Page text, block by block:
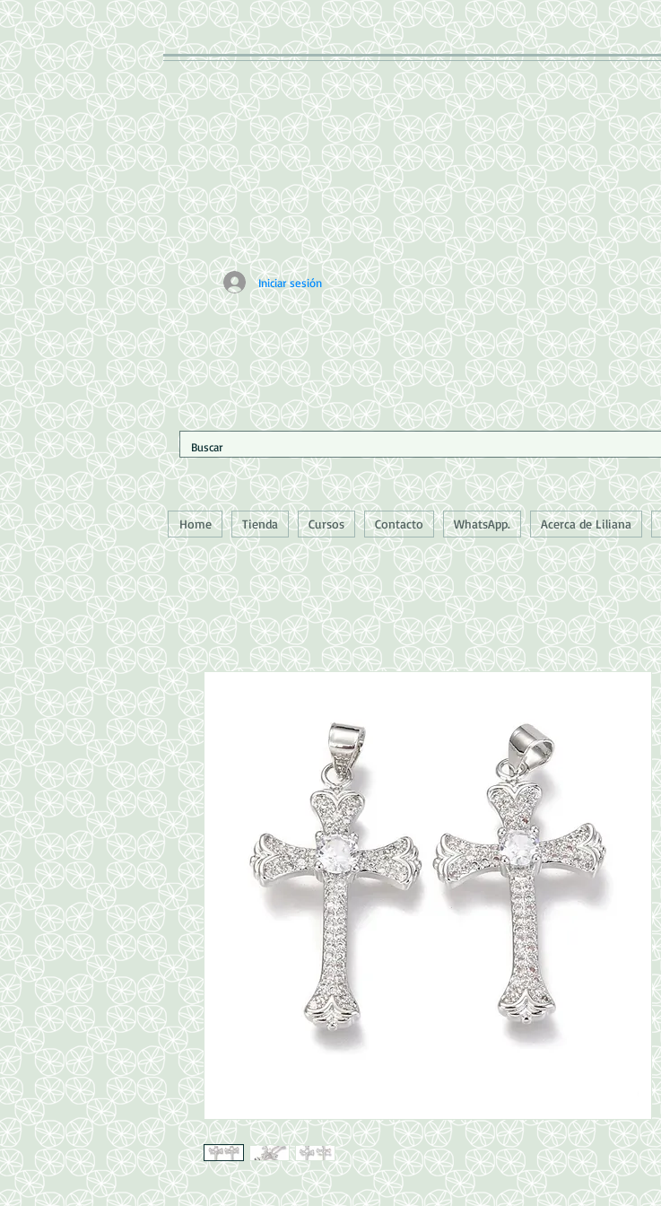
Iniciar sesión
Home Tienda Cursos Contacto WhatsApp. Acerca de Liliana